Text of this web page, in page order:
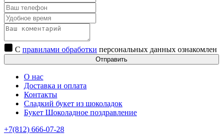
С правилами обработки персональных данных ознакомлен
Отправить
О нас
Доставка и оплата
Контакты
Сладкий букет из шоколадок
Букет Шоколадное поздравление
+7(812) 666-07-28